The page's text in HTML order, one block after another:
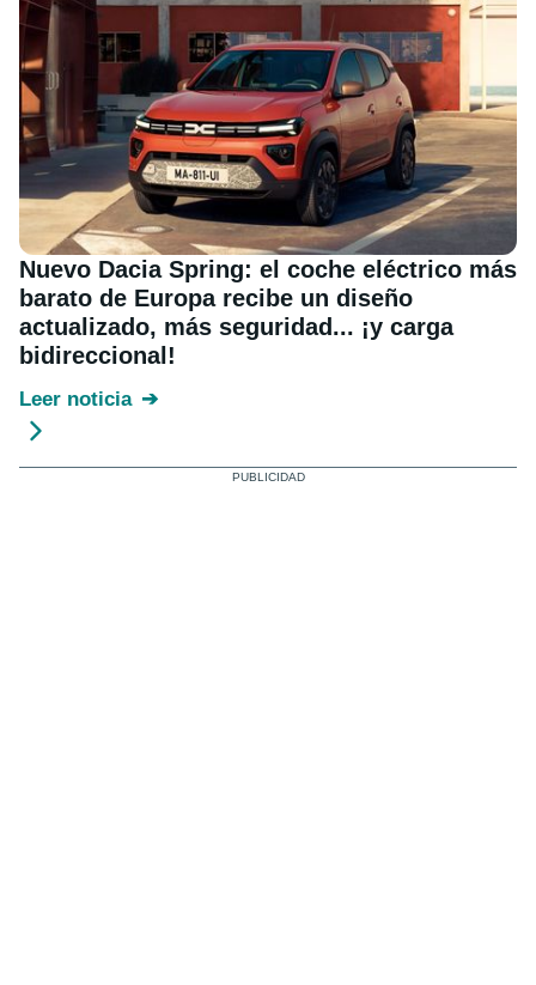
Nuevo Dacia Spring: el coche eléctrico más
barato de Europa recibe un diseño
actualizado, más seguridad... ¡y carga
bidireccional!
Leer noticia